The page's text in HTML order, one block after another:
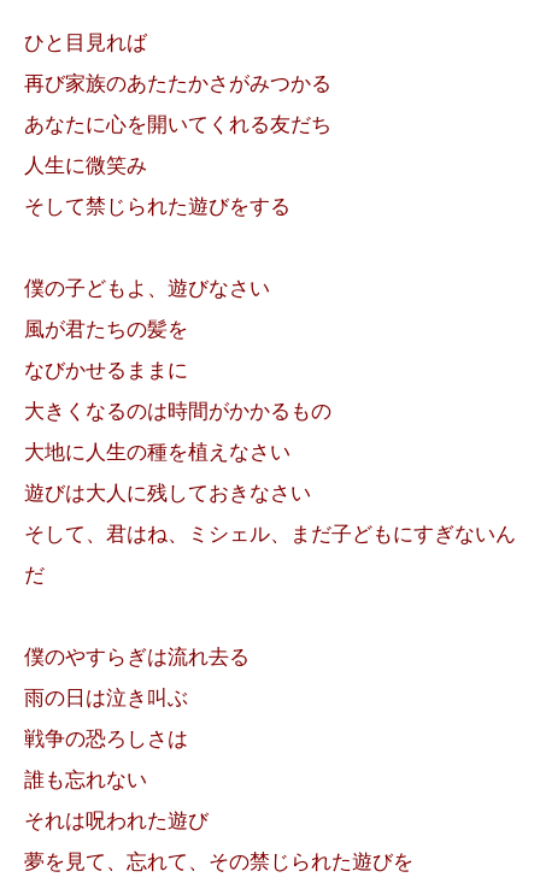
ひと目見れば
再び家族のあたたかさがみつかる
あなたに心を開いてくれる友だち
人生に微笑み
そして禁じられた遊びをする
僕の子どもよ、遊びなさい
風が君たちの髪を
なびかせるままに
大きくなるのは時間がかかるもの
大地に人生の種を植えなさい
遊びは大人に残しておきなさい
そして、君はね、ミシェル、まだ子どもにすぎないん
だ
僕のやすらぎは流れ去る
雨の日は泣き叫ぶ
戦争の恐ろしさは
誰も忘れない
それは呪われた遊び
夢を見て、忘れて、その禁じられた遊びを